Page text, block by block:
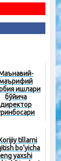
ишлари
бўйича
директор
tillarni
bo‘yicha
eng yaxshi